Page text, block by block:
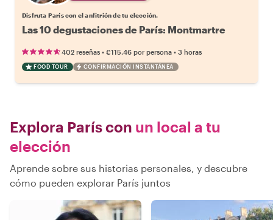
Disfruta París con el anfitrión de tu elección.
Las 10 degustaciones de París: Montmartre
402 reseñas • €115.46 por persona • 3 horas
FOOD TOUR CONFIRMACIÓN INSTANTÁNEA
Explora París con un local a tu
elección
Aprende sobre sus historias personales, y descubre
cómo pueden explorar París juntos